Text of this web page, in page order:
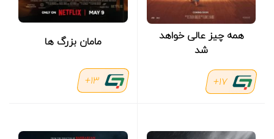
همه چیز عالی خواهد
شد
17+
مامان بزرگ ها
13+